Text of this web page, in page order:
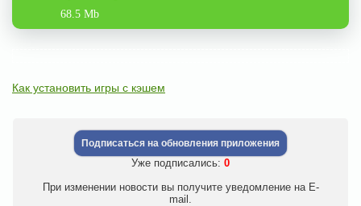
68.5 Mb
Как установить игры с кэшем
Подписаться на обновления приложения
Уже подписались: 0
При изменении новости вы получите уведомление на E-
mail.